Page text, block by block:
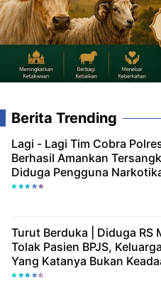
Berita Trending
Lagi - Lagi Tim Cobra
Berhasil Amankan
Diduga Pengguna
Turut Berduka | Diduga RS
Tolak Pasien BPJS,
Yang Katanya Bukan